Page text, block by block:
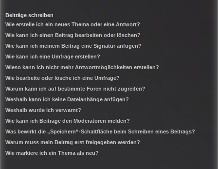
Beiträge schreiben
Wie erstelle ich ein neues Thema oder eine Antwort?
Wie kann ich einen Beitrag bearbeiten oder löschen?
Wie kann ich meinem Beitrag eine Signatur anfügen?
Wie kann ich eine Umfrage erstellen?
Wieso kann ich nicht mehr Antwortmöglichkeiten erstellen?
Wie bearbeite oder lösche ich eine Umfrage?
Warum kann ich auf bestimmte Foren nicht zugreifen?
Weshalb kann ich keine Dateianhänge anfügen?
Weshalb wurde ich verwarnt?
Wie kann ich Beiträge den Moderatoren melden?
Was bewirkt die „Speichern“-Schaltfläche beim Schreiben eines Beitrags?
Warum muss mein Beitrag erst freigegeben werden?
Wie markiere ich ein Thema als neu?